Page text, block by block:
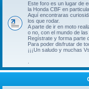
Este foro es un lugar de
la Honda CBF en
Aquí encontraras
los que rodar.
A parte de ir en moto
o no, con el mundo de
Regístrate y forma parte
Para poder disfrutar de
¡¡¡Un saludo y muchas